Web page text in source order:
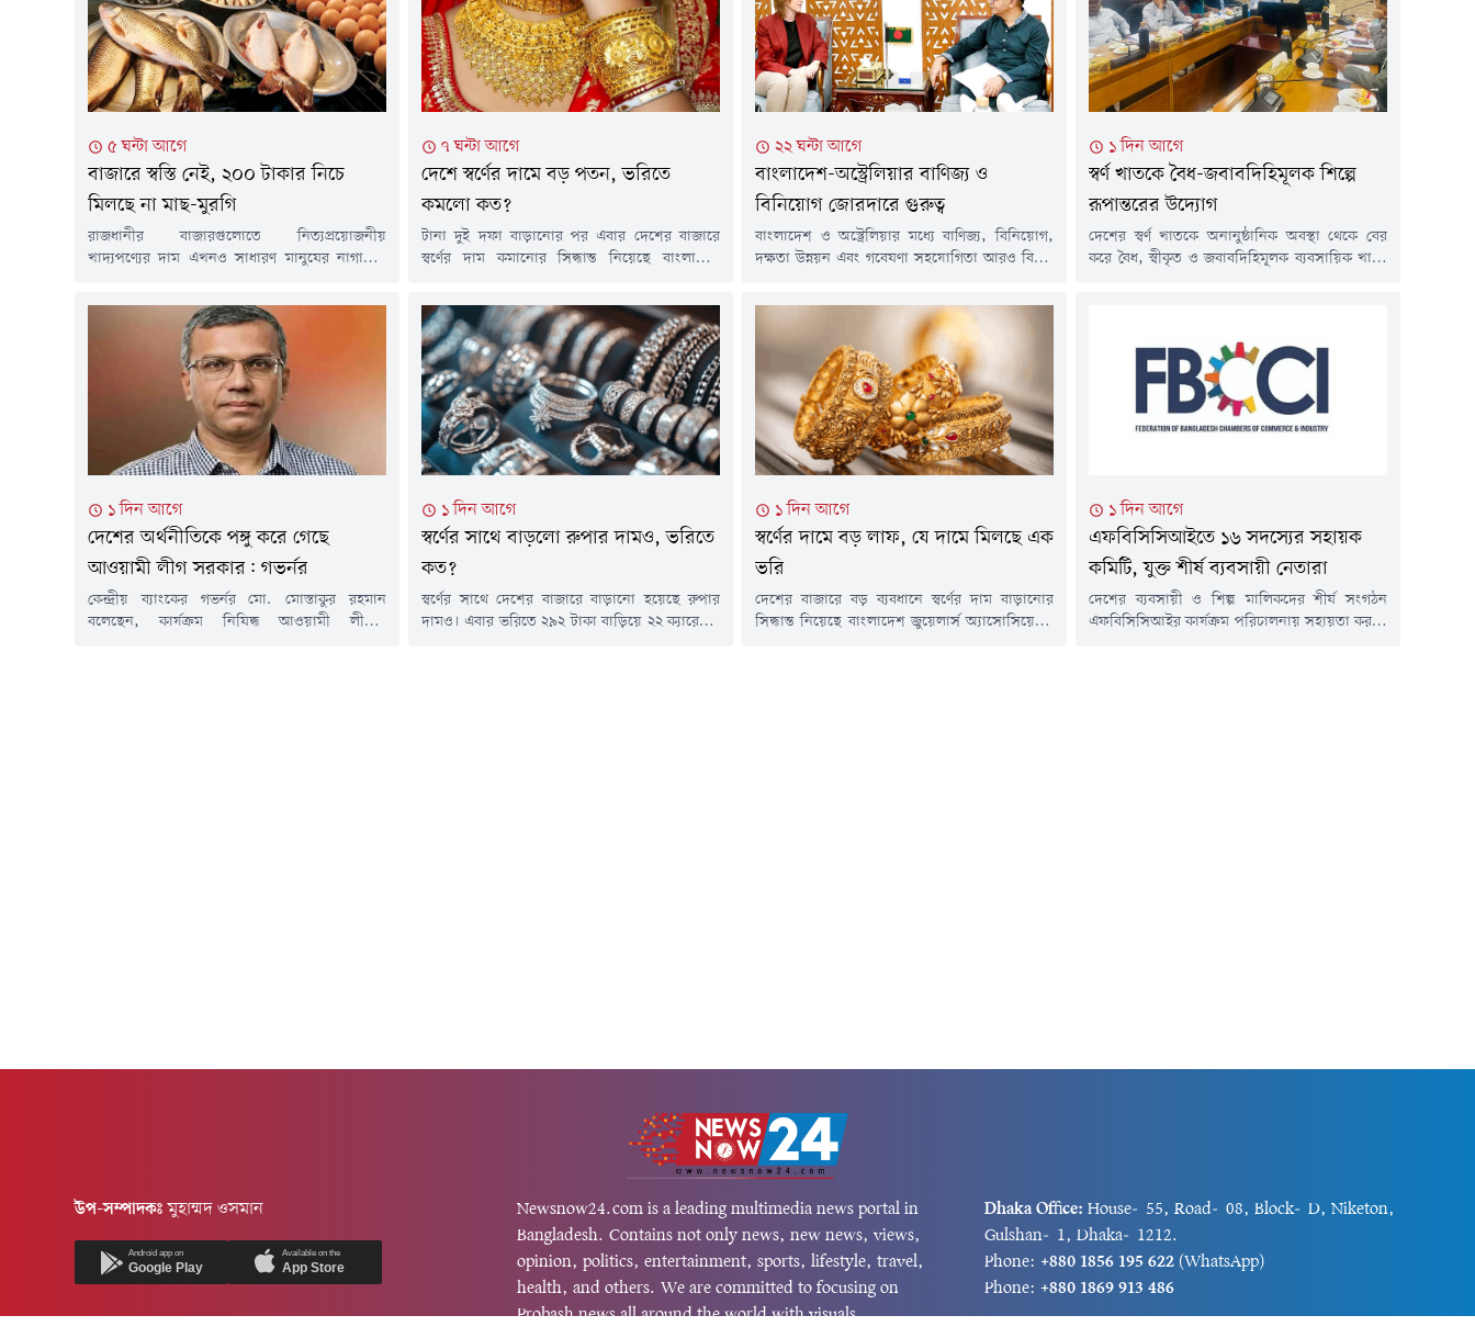
৫ ঘন্টা আগে
বাজারে স্বস্তি নেই, ২০০ টাকার নিচে
মিলছে না মাছ-মুরগি
রাজধানীর বাজারগুলোতে নিত্যপ্রয়োজনীয়
খাদ্যপণ্যের দাম এখনও সাধারণ মানুষের নাগালের
মুরগি, পাঙাশ ও তেলাপিয়ার দামও বেড়েছে। ফলে
নিম্ন ও মধ্যবিত্ত পরিবারের ওপর বাড়ছে বাজার খরচের
চাপ।শুক্রবার (৭ আগস্ট) রাজধানীর বিভিন্ন বাজার ঘুরে
দেখা গেছে, ২০০ টাকার নিচে কোনো মাছ বা ব্রয়লার
মুরগি পাওয়া যাচ্ছে...
৭ ঘন্টা আগে
দেশে স্বর্ণের দামে বড় পতন, ভরিতে
কমলো কত?
টানা দুই দফা বাড়ানোর পর এবার দেশের বাজারে
স্বর্ণের দাম কমানোর সিদ্ধান্ত নিয়েছে বাংলাদেশ
হাজার ২৬৬ টাকা কমিয়ে ভ্যাটসহ ২২ ক্যারেটের এক
ভরি স্বর্ণের দাম ২ লাখ ২৯ হাজার ৬৬৪ টাকা নির্ধারণ
করেছে সংগঠনটি।শুক্রবার (৭ আগস্ট) সকালে এক
বিজ্ঞপ্তিতে এ তথ্য জানিয়েছে বাজুস। নতুন...
২২ ঘন্টা আগে
বাংলাদেশ-অস্ট্রেলিয়ার বাণিজ্য ও
বিনিয়োগ জোরদারে গুরুত্ব
বাংলাদেশ ও অস্ট্রেলিয়ার মধ্যে বাণিজ্য, বিনিয়োগ,
দক্ষতা উন্নয়ন এবং গবেষণা সহযোগিতা আরও বিস্তৃত
করেছেন বাণিজ্যমন্ত্রী খন্দকার আব্দুল মুক্তাদির এবং
বাংলাদেশে নিযুক্ত অস্ট্রেলিয়ার হাইকমিশনার সুসান
রাইল।বৃহস্পতিবার (৬ আগস্ট) সচিবালয়ে বাণিজ্য
মন্ত্রণালয়ে অনুষ্ঠিত এক বৈঠকে দুই দেশের অর্থনৈতিক
সম্পর্ক আরও গভীর করার লক্ষ্যে বাণিজ্য আলোচনা,
সক্ষমতা...
১ দিন আগে
স্বর্ণ খাতকে বৈধ-জবাবদিহিমূলক শিল্পে
রূপান্তরের উদ্যোগ
দেশের স্বর্ণ খাতকে অনানুষ্ঠানিক অবস্থা থেকে বের
করে বৈধ, স্বীকৃত ও জবাবদিহিমূলক ব্যবসায়িক খাতে
সংস্থা ও অংশীজনদের আগামী রবিবারের মধ্যে
লিখিত মতামত জমা দিতে বলা হয়েছে।বৃহস্পতিবার
(৬ আগস্ট) সচিবালয়ে বাণিজ্য...
১ দিন আগে
দেশের অর্থনীতিকে পঙ্গু করে গেছে
আওয়ামী লীগ সরকার: গভর্নর
কেন্দ্রীয় ব্যাংকের গভর্নর মো. মোস্তাকুর রহমান
বলেছেন, কার্যক্রম নিষিদ্ধ আওয়ামী লীগের
১ দিন আগে
স্বর্ণের সাথে বাড়লো রুপার দামও, ভরিতে
কত?
স্বর্ণের সাথে দেশের বাজারে বাড়ানো হয়েছে রুপার
দামও। এবার ভরিতে ২৯২ টাকা বাড়িয়ে ২২ ক্যারেটের
১ দিন আগে
স্বর্ণের দামে বড় লাফ, যে দামে মিলছে এক
ভরি
দেশের বাজারে বড় ব্যবধানে স্বর্ণের দাম বাড়ানোর
সিদ্ধান্ত নিয়েছে বাংলাদেশ জুয়েলার্স অ্যাসোসিয়েশন
১ দিন আগে
এফবিসিসিআইতে ১৬ সদস্যের সহায়ক
কমিটি, যুক্ত শীর্ষ ব্যবসায়ী নেতারা
দেশের ব্যবসায়ী ও শিল্প মালিকদের শীর্ষ সংগঠন
এফবিসিসিআইর কার্যক্রম পরিচালনায় সহায়তা করতে
উপ-সম্পাদকঃমুহাম্মদ ওসমান
Android app on
Google Play
Available on the
App Store
Newsnow24.com is a leading multimedia news portal in
Bangladesh. Contains not only news, new news, views,
opinion, politics, entertainment, sports, lifestyle, travel,
health, and others. We are committed to focusing on
Probash news all around the world with visuals.
Dhaka Office: House-55, Road-08, Block-D, Niketon,
Gulshan-1, Dhaka-1212.
Phone: +880 1856 195 622 (WhatsApp)
Phone: +880 1869 913 486